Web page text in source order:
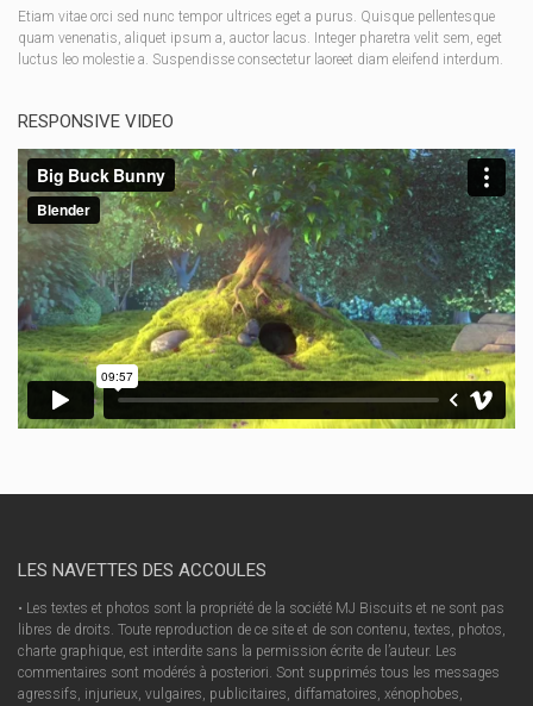
Etiam vitae orci sed nunc tempor ultrices eget a purus. Quisque pellentesque
quam venenatis, aliquet ipsum a, auctor lacus. Integer pharetra velit sem, eget
luctus leo molestie a. Suspendisse consectetur laoreet diam eleifend interdum.
RESPONSIVE VIDEO
LES NAVETTES DES ACCOULES
• Les textes et photos sont la propriété de la société MJ Biscuits et ne sont pas
libres de droits. Toute reproduction de ce site et de son contenu, textes, photos,
charte graphique, est interdite sans la permission écrite de l’auteur. Les
commentaires sont modérés à posteriori. Sont supprimés tous les messages
agressifs, injurieux, vulgaires, publicitaires, diffamatoires, xénophobes,